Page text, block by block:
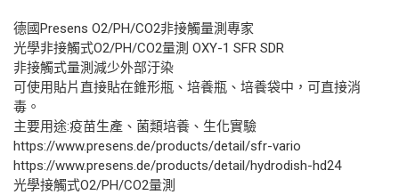
德國Presens O2/PH/CO2非接觸量測專家
光學非接觸式O2/PH/CO2量測 OXY-1 SFR SDR
非接觸式量測減少外部汙染
可使用貼片直接貼在錐形瓶、培養瓶、培養袋中，可直接消
毒。
主要用途:疫苗生產、菌類培養、生化實驗
https://www.presens.de/products/detail/sfr-vario
https://www.presens.de/products/detail/hydrodish-hd24
光學接觸式O2/PH/CO2量測